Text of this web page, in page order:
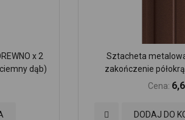
x 2
dąb)
Sztacheta
zakończenie
Cena:
DODAJ DO
Dodaj